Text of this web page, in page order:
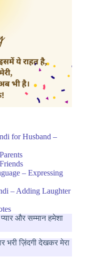
for Husband –
– Expressing
– Adding Laughter
और सम्मान हमेशा
भरी ज़िंदगी देखकर मेरा